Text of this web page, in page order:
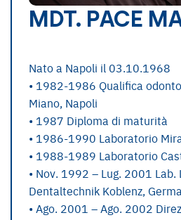
MDT. PACE
Nato a Napoli il 03.10.1968
• 1982-1986 Qualifica
Miano, Napoli
• 1987 Diploma di maturità
• 1986-1990 Laboratorio
• 1988-1989 Laboratorio
• Nov. 1992 – Lug. 2001 Lab.
Dentaltechnik Koblenz,
• Ago. 2001 – Ago. 2002